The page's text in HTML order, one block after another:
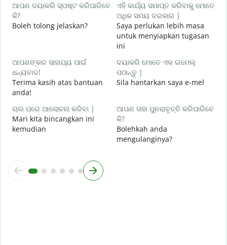
ଆପଣ ଦୟାକରି ସ୍ପଷ୍ଟ କରିପାରିବେ
କି?
Boleh tolong jelaskan?
ଏହି କାର୍ଯ୍ୟ ସମାପ୍ତ କରିବାକୁ ମୋତେ
ଅଧିକ ସମୟ ଦରକାର |
Saya perlukan lebih masa
untuk menyiapkan tugasan
ini
ଆପଣଙ୍କର ସାହାଯ୍ୟ ପାଇଁ
ଧନ୍ୟବାଦ!
Terima kasih atas bantuan
anda!
ଦୟାକରି ମୋତେ ଏକ ଇମେଲ୍
ପଠାନ୍ତୁ |
Sila hantarkan saya e-mel
ଚାଲ ପରେ ଆଲୋଚନା କରିବା |
Mari kita bincangkan ini
kemudian
ଆପଣ ତାହା ପୁନରାବୃତ୍ତି କରିପାରିବେ
କି?
Bolehkah anda
mengulanginya?